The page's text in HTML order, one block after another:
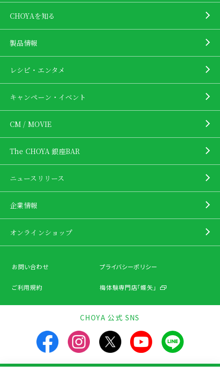
CHOYAを知る
製品情報
レシピ・エンタメ
キャンペーン・イベント
CM / MOVIE
The CHOYA 銀座BAR
ニュースリリース
企業情報
オンラインショップ
お問い合わせ プライバシーポリシー
ご利用規約 梅体験専門店「蝶矢」
CHOYA 公式 SNS